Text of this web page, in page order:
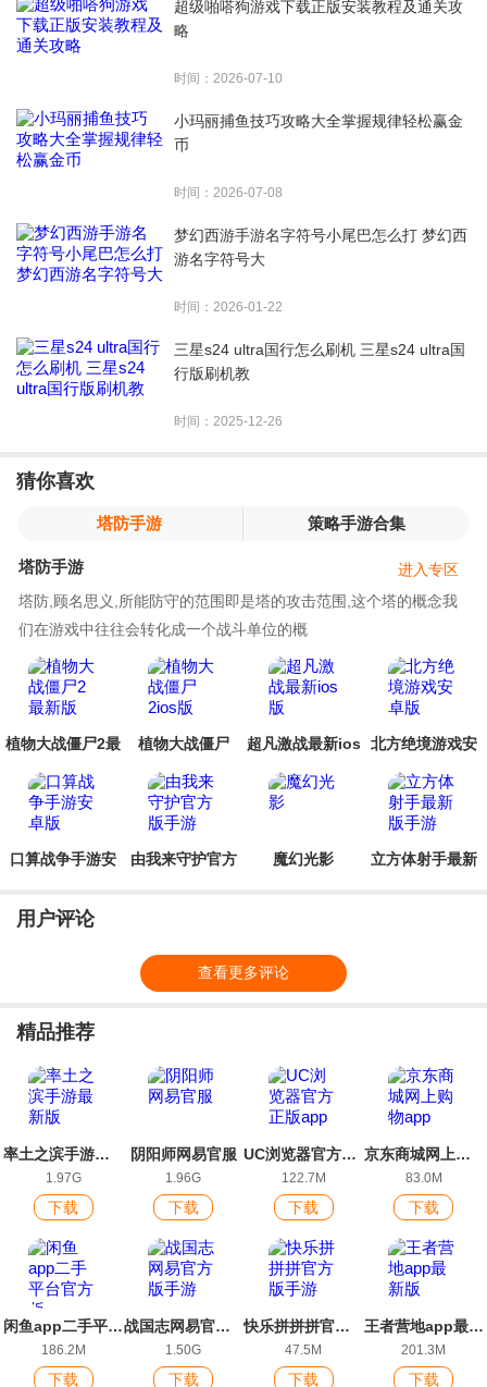
超级啪嗒狗游戏下载正版安装教程及通关攻
略
时间：2026-07-10
小玛丽捕鱼技巧攻略大全掌握规律轻松赢金
币
时间：2026-07-08
梦幻西游手游名字符号小尾巴怎么打 梦幻西
游名字符号大
时间：2026-01-22
三星s24 ultra国行怎么刷机 三星s24 ultra国
行版刷机教
时间：2025-12-26
猜你喜欢
塔防手游 策略手游合集
塔防手游
塔防,顾名思义,所能防守的范围即是塔的攻击范围,这个塔的概念我
们在游戏中往往会转化成一个战斗单位的概
进入专区
植物大战僵尸2最
植物大战僵尸
超凡激战最新ios
北方绝境游戏安
口算战争手游安
由我来守护官方
魔幻光影
立方体射手最新
用户评论
查看更多评论
精品推荐
率土之滨手游最新版
1.97G
下载
阴阳师网易官服
1.96G
下载
UC浏览器官方正版app
122.7M
下载
京东商城网上购物app
83.0M
下载
闲鱼app二手平台官方版
186.2M
下载
战国志网易官方版手游
1.50G
下载
快乐拼拼拼官方版手游
47.5M
下载
王者营地app最新版
201.3M
下载